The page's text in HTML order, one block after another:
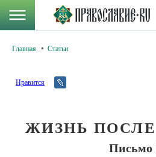
Главная Статьи
Нравится
ЖИЗНЬ
Письмо